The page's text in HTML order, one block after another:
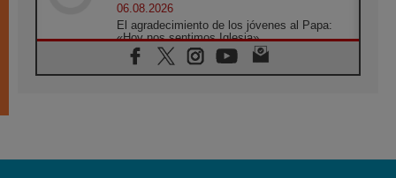
06.08.2026
El agradecimiento de los jóvenes al Papa:
«Hoy nos sentimos Iglesia»
06.08.2026
Líbano: Reanudan los coloquios en Roma en